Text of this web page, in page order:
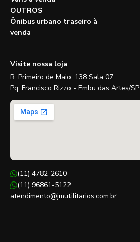
OUTROS
Ônibus urbano traseiro à
venda
Visite nossa loja
R. Primeiro de Maio, 138 Sala 07
Pq. Francisco Rizzo - Embu das Artes/SP
(11) 4782-2610
(11) 96861-5122
atendimento@jmutilitarios.com.br